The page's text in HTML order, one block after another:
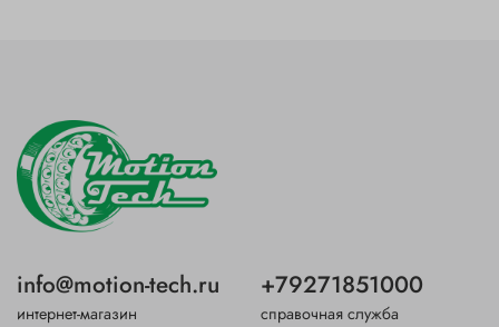
info@motion-tech.ru
интернет-магазин
+79271851000
справочная служба